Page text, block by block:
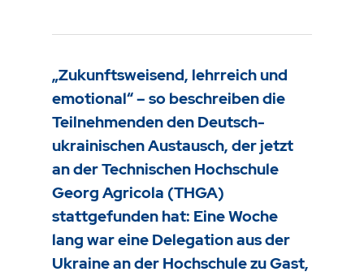
„Zukunftsweisend, lehrreich und
emotional“ – so beschreiben die
Teilnehmenden den Deutsch-
ukrainischen Austausch, der jetzt
an der Technischen Hochschule
Georg Agricola (THGA)
stattgefunden hat: Eine Woche
lang war eine Delegation aus der
Ukraine an der Hochschule zu Gast,